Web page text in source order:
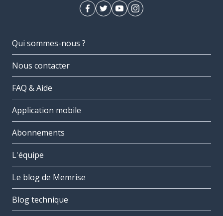
Qui sommes-nous ?
Nous contacter
FAQ & Aide
Application mobile
Abonnements
L'équipe
Le blog de Memrise
Blog technique